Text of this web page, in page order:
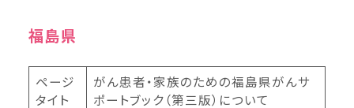
福島県
ページ
タイト
がん患者・家族のための福島県がんサ
ポートブック（第三版）について